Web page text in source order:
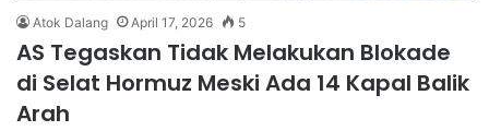
Atok Dalang April 17, 2026 5
AS Tegaskan Tidak Melakukan Blokade
di Selat Hormuz Meski Ada 14 Kapal Balik
Arah